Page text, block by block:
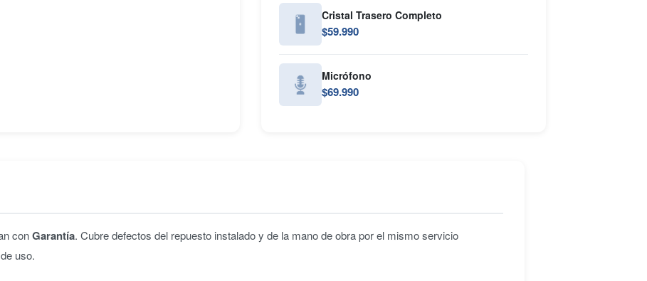
Cristal Trasero Completo
$59.990
Micrófono
$69.990
conGarantía. Cubre defectos del repuesto instalado y de la mano de obra por el mismo servicio
uso.